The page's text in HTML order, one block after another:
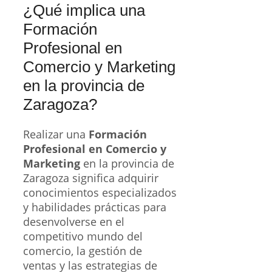
¿Qué implica una
Formación
Profesional en
Comercio y Marketing
en la provincia de
Zaragoza?
Realizar una Formación
Profesional en Comercio y
Marketing en la provincia de
Zaragoza significa adquirir
conocimientos especializados
y habilidades prácticas para
desenvolverse en el
competitivo mundo del
comercio, la gestión de
ventas y las estrategias de